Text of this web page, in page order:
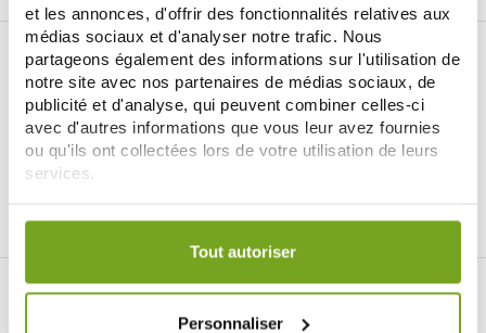
et les annonces, d'offrir des fonctionnalités relatives aux
médias sociaux et d'analyser notre trafic. Nous
partageons également des informations sur l'utilisation de
notre site avec nos partenaires de médias sociaux, de
publicité et d'analyse, qui peuvent combiner celles-ci
avec d'autres informations que vous leur avez fournies
ou qu'ils ont collectées lors de votre utilisation de leurs
services.
Votre choix de consentement est conservé pendant une
Tout autoriser
Personnaliser
Je souhaite m'inscrire à la newsletter
LA PARAPHARMACIE EN LIGNE BALDY
MÉJEAN